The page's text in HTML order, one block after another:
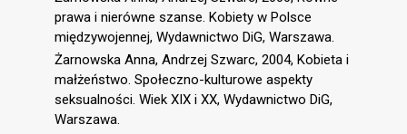
prawa i nierówne szanse. Kobiety w Polsce
międzywojennej, Wydawnictwo DiG, Warszawa.
Żarnowska Anna, Andrzej Szwarc, 2004, Kobieta i
małżeństwo. Społeczno-kulturowe aspekty
seksualności. Wiek XIX i XX, Wydawnictwo DiG,
Warszawa.